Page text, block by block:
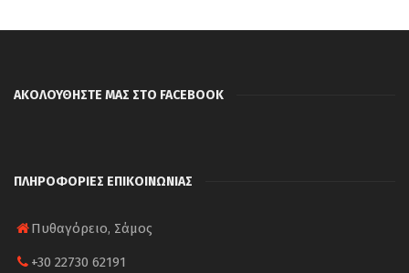
ΑΚΟΛΟΥΘΗΣΤΕ ΜΑΣ ΣΤΟ FACEBOOK
ΠΛΗΡΟΦΟΡΙΕΣ ΕΠΙΚΟΙΝΩΝΙΑΣ
Πυθαγόρειο, Σάμος
+30 22730 62191